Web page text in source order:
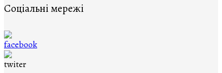
Соціальні мережі